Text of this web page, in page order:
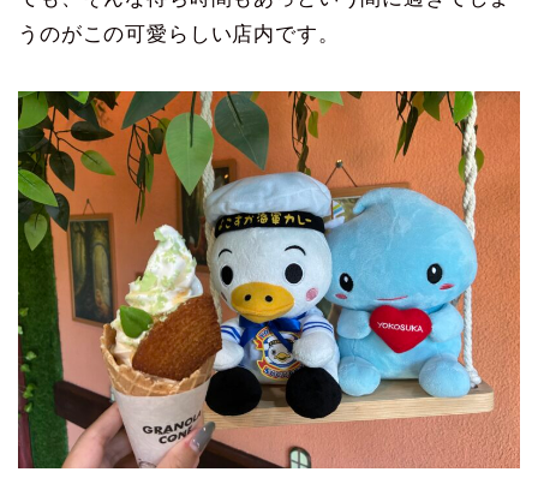
うのがこの可愛らしい店内です。